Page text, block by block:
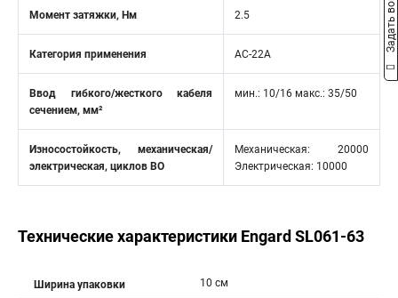
Момент затяжки, Нм 2.5
Категория применения AC-22A
Ввод гибкого/жесткого кабеля
сечением, мм²
мин.: 10/16 макс.: 35/50
Износостойкость, механическая/
электрическая, циклов ВО
Механическая: 20000
Электрическая: 10000
Технические характеристики Engard SL061-63
Ширина упаковки 10 см